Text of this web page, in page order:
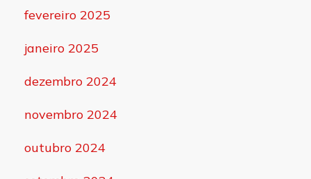
fevereiro 2025
janeiro 2025
dezembro 2024
novembro 2024
outubro 2024